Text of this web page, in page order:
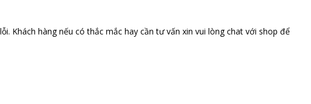
Khách hàng nếu có thắc mắc hay cần tư vấn xin vui lòng chat với shop để